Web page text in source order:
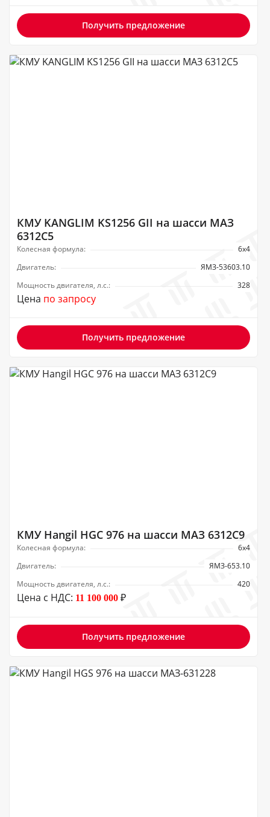
Получить предложение
КМУ KANGLIM KS1256 GII на шасси МАЗ
6312C5
Колесная формула:
6х4
Двигатель:
ЯМЗ-53603.10
Мощность двигателя, л.с.:
328
Цена по запросу
Получить предложение
КМУ Hangil HGC 976 на шасси МАЗ 6312С9
Колесная формула:
6х4
Двигатель:
ЯМЗ-653.10
Мощность двигателя, л.с.:
420
Цена с НДС: 11 100 000 ₽
Получить предложение